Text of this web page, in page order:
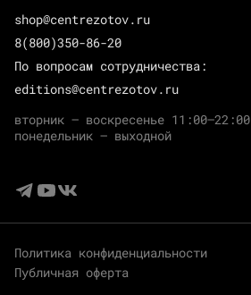
shop@centrezotov.ru
8(800)350-86-20
По вопросам сотрудничества:
editions@centrezotov.ru
вторник — воскресенье 11:00–22:00
понедельник — выходной
Политика конфиденциальности
Публичная оферта